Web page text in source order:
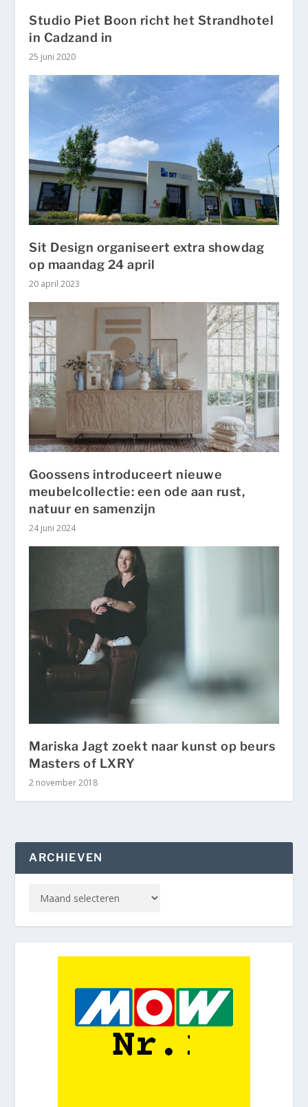
Studio Piet Boon richt het Strandhotel
in Cadzand in
25 juni 2020
Sit Design organiseert extra showdag
op maandag 24 april
20 april 2023
Goossens introduceert nieuwe
meubelcollectie: een ode aan rust,
natuur en samenzijn
24 juni 2024
Mariska Jagt zoekt naar kunst op beurs
Masters of LXRY
2 november 2018
ARCHIEVEN